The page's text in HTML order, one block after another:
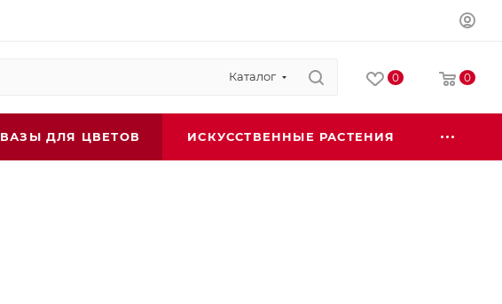
Каталог 0 0
ВАЗЫ ДЛЯ ЦВЕТОВ ИСКУССТВЕННЫЕ РАСТЕНИЯ